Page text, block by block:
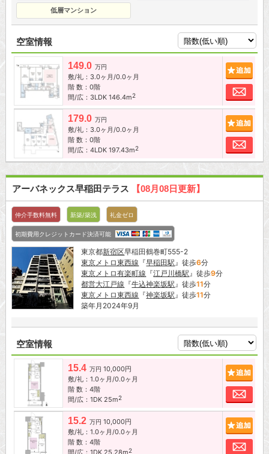
低層マンション
空室情報
149.0 万円
敷/礼：3.0ヶ月/0.0ヶ月
階 数：0階
間/広：3LDK 146.4m2
お
179.0 万円
敷/礼：3.0ヶ月/0.0ヶ月
階 数：0階
間/広：4LDK 197.43m2
お
アーバネックス早稲田テラス 【08月08日更新】
仲介手数料無料 新築/築浅 礼金ゼロ
初期費用クレジットカード決済可能
東京都新宿区早稲田鶴巻町555-2
東京メトロ東西線 『早稲田駅』徒歩6分
東京メトロ有楽町線 『江戸川橋駅』徒歩9分
都営大江戸線 『牛込神楽坂駅』徒歩11分
東京メトロ東西線 『神楽坂駅』徒歩11分
築年月2024年9月
空室情報
15.4 万円 10,000円
敷/礼：1.0ヶ月/0.0ヶ月
階 数：4階
間/広：1DK 25m2
お
15.2 万円 10,000円
敷/礼：1.0ヶ月/0.0ヶ月
階 数：4階
2
お